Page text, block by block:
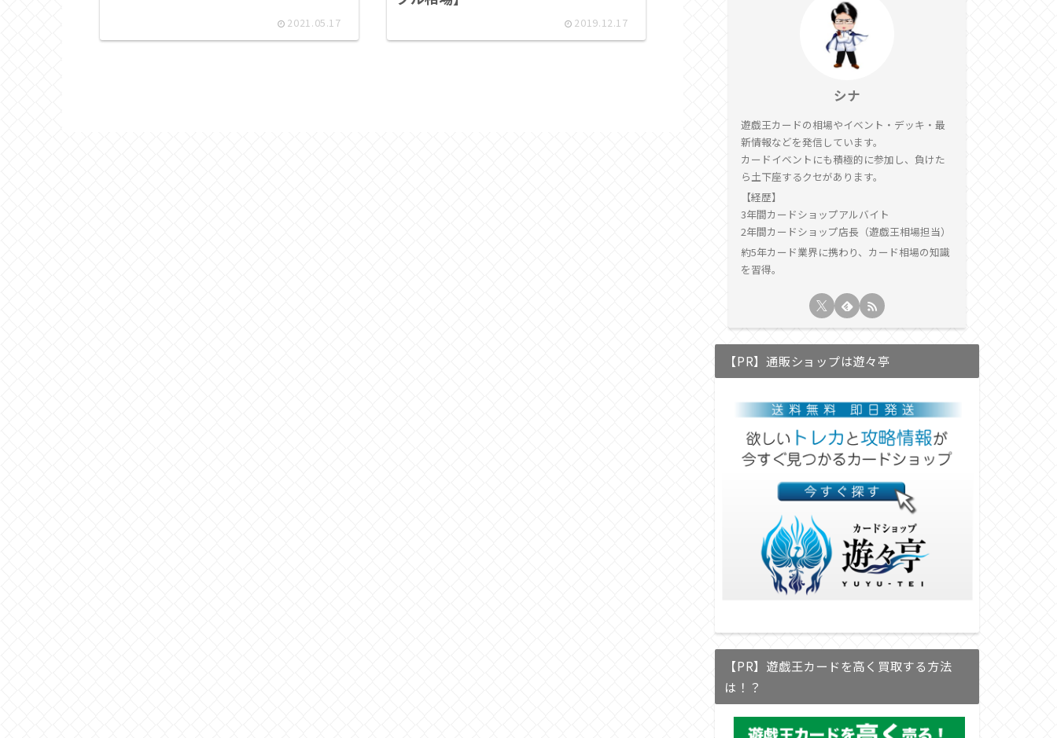
2021.05.17 2019.12.17
シナ
遊戯王カードの相場やイベント・デッキ・最
新情報などを発信しています。
カードイベントにも積極的に参加し、負けた
ら土下座するクセがあります。
【経歴】
3年間カードショップアルバイト
2年間カードショップ店長（遊戯王相場担当）
約5年カード業界に携わり、カード相場の知識
を習得。
【PR】通販ショップは遊々亭
【PR】遊戯王カードを高く買取する方法
は！？